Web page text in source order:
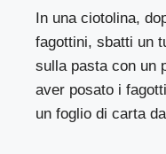
In una ciotolina,
fagottini, sbatti un
sulla pasta con un
aver posato i
un foglio di carta